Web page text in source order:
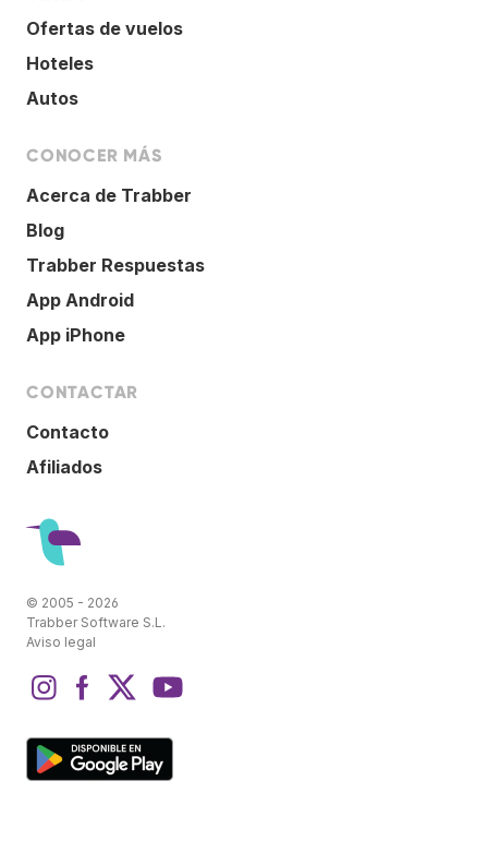
Ofertas de vuelos
Hoteles
Autos
CONOCER MÁS
Acerca de Trabber
Blog
Trabber Respuestas
App Android
App iPhone
CONTACTAR
Contacto
Afiliados
© 2005 - 2026
Trabber Software S.L.
Aviso legal